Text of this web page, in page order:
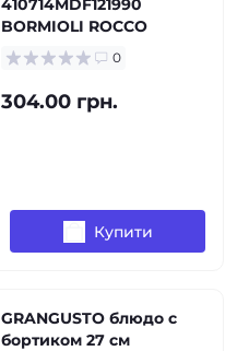
410714MDF121990
BORMIOLI ROCCO
0
304.00 грн.
Купити
GRANGUSTO блюдо с
бортиком 27 см